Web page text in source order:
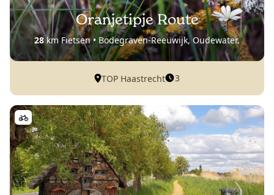
Oranjetipje Route
28km Fietsen • Bodegraven-Reeuwijk, Oudewater.
TOP Haastrecht 3